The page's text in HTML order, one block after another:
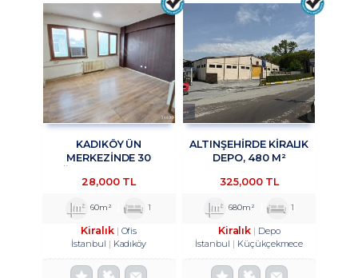
KADIKÖY ÜN
MERKEZİNDE 30
OFİS&BÜRO
KİRALIK TROYKADAN
28,000 TL
60m² 1
Kiralık
Ofis
İstanbul
Kadıköy
ALTINŞEHIRDE KIRALIK
DEPO, 480 M²
TROYKADAN
325,000 TL
680m² 1
Kiralık
Depo
İstanbul
Küçükçekmece